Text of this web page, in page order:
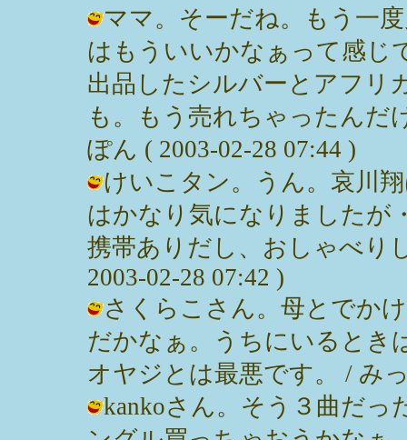
ママ。そーだね。もう一
はもういいかなぁって感じ
出品したシルバーとアフリ
も。もう売れちゃったんだ
ぽん ( 2003-02-28 07:44 )
けいこタン。うん。哀川
はかなり気になりましたが
携帯ありだし、おしゃべり
2003-02-28 07:42 )
さくらこさん。母とでか
だかなぁ。うちにいるとき
オヤジとは最悪です。 / み
kankoさん。そう３曲だ